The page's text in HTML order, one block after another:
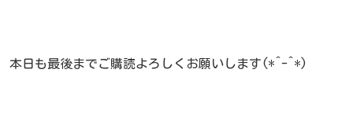
本日も最後までご購読よろしくお願いします(*^-^*)